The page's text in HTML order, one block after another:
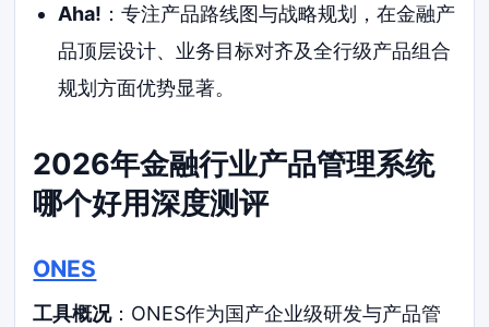
Aha! ：专注产品路线图与战略规划，在金融产
品顶层设计、业务目标对齐及全行级产品组合
规划方面优势显著。
2026年金融行业产品管理系统
哪个好用深度测评
ONES
工具概况：ONES作为国产企业级研发与产品管